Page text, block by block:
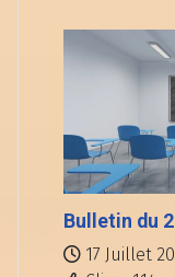
Bulletin du
17 Juillet